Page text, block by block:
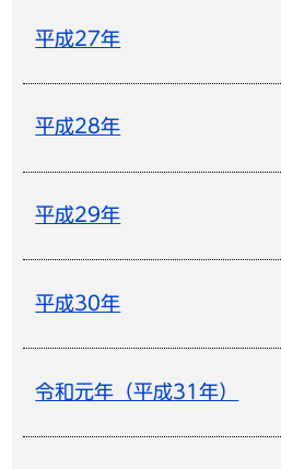
平成27年
平成28年
平成29年
平成30年
令和元年（平成31年）